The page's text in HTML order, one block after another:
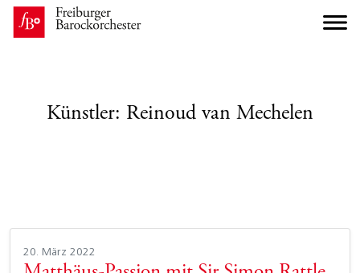
Künstler: Reinoud van Mechelen
20. März 2022